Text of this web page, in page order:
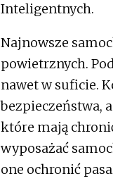
Inteligentnych.
Najnowsze
powietrznych.
nawet w suficie.
bezpieczeństwa,
które mają
wyposażać
one ochronić